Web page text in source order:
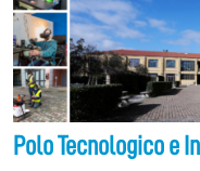
Polo Tecnologico e